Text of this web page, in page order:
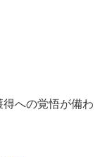
への覚悟が備わ